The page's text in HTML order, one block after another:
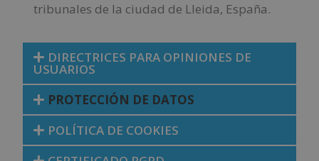
tribunales de la ciudad de Lleida, España.
DIRECTRICES PARA OPINIONES DE
USUARIOS
PROTECCIÓN DE DATOS
POLÍTICA DE COOKIES